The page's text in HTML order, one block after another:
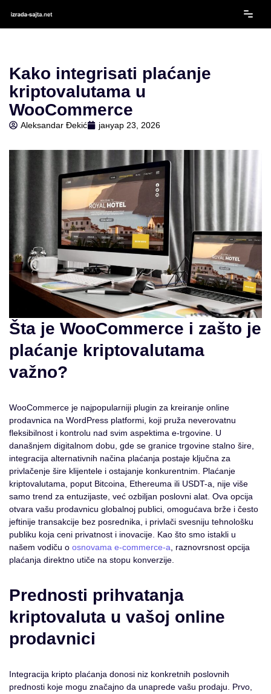
Kako integrisati plaćanje
kriptovalutama u
WooCommerce
Aleksandar Đekić јануар 23, 2026
Šta je WooCommerce i zašto je
plaćanje kriptovalutama
važno?
WooCommerce je najpopularniji plugin za kreiranje online
prodavnica na WordPress platformi, koji pruža neverovatnu
fleksibilnost i kontrolu nad svim aspektima e-trgovine. U
današnjem digitalnom dobu, gde se granice trgovine stalno šire,
integracija alternativnih načina plaćanja postaje ključna za
privlačenje šire klijentele i ostajanje konkurentnim. Plaćanje
kriptovalutama, poput Bitcoina, Ethereuma ili USDT-a, nije više
samo trend za entuzijaste, već ozbiljan poslovni alat. Ova opcija
otvara vašu prodavnicu globalnoj publici, omogućava brže i često
jeftinije transakcije bez posrednika, i privlači svesniju tehnološku
publiku koja ceni privatnost i inovacije. Kao što smo istakli u
našem vodiču o osnovama e-commerce-a , raznovrsnost opcija
plaćanja direktno utiče na stopu konverzije.
Prednosti prihvatanja
kriptovaluta u vašoj online
prodavnici
Integracija kripto plaćanja donosi niz konkretnih poslovnih
prednosti koje mogu značajno da unaprede vašu prodaju. Prvo,